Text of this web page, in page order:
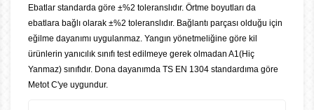
Ebatlar standarda göre ±%2 toleranslıdır. Örtme boyutları da
ebatlara bağlı olarak ±%2 toleranslıdır. Bağlantı parçası olduğu için
eğilme dayanımı uygulanmaz. Yangın yönetmeliğine göre kil
ürünlerin yanıcılık sınıfı test edilmeye gerek olmadan A1(Hiç
Yanmaz) sınıfıdır. Dona dayanımda TS EN 1304 standardıma göre
Metot C'ye uygundur.